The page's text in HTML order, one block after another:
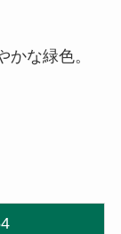
かな緑色。